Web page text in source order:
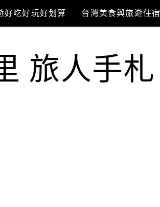
好吃好玩好划算 台灣美食與旅遊住宿
旅人手札